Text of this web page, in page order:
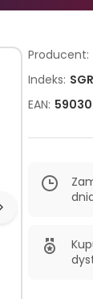
Producent:
Indeks:
EAN: